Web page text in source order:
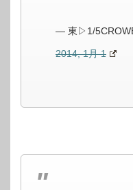
— 東▷1/
2014, 1月 1